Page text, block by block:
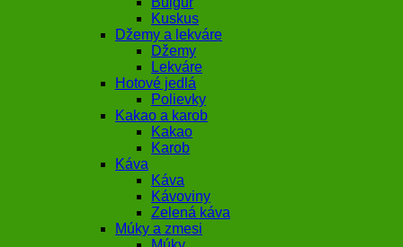
Kuskus
Džemy a lekváre
Džemy
Lekváre
Hotové jedlá
Polievky
Kakao a karob
Kakao
Karob
Káva
Káva
Kávoviny
Zelená káva
Múky a zmesi